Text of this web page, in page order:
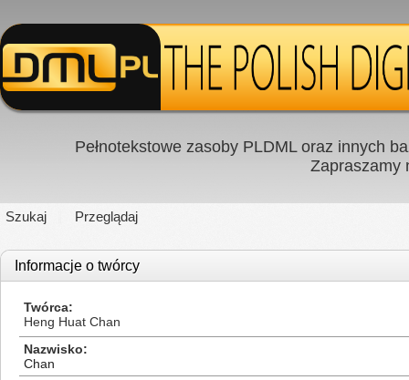
Pełnotekstowe zasoby PLDML oraz innych
Zapraszamy
Szukaj Przeglądaj
Informacje o twórcy
Twórca
Heng Huat Chan
Nazwisko
Chan